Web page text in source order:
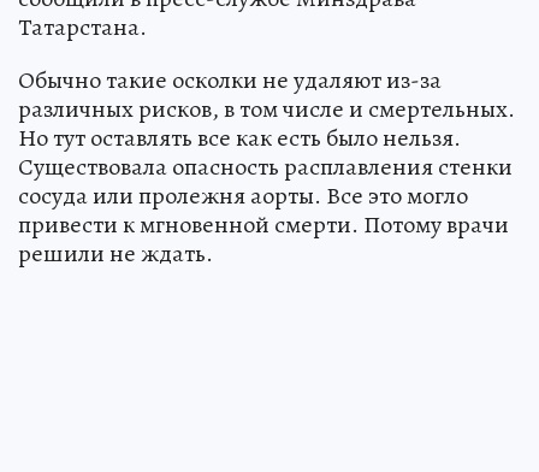
Татарстана.
Обычно такие осколки не удаляют из-за
различных рисков, в том числе и смертельных.
Но тут оставлять все как есть было нельзя.
Существовала опасность расплавления стенки
сосуда или пролежня аорты. Все это могло
привести к мгновенной смерти. Потому врачи
решили не ждать.